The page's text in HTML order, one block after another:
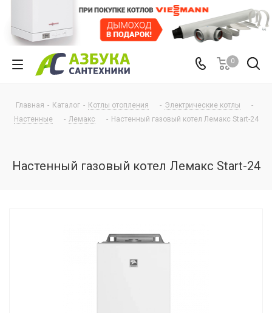
0
Главная - Каталог - Котлы отопления - Электрические котлы
-
Настенные
- Лемакс - Настенный газовый котел Лемакс Start-24
Настенный газовый котел Лемакс Start-24